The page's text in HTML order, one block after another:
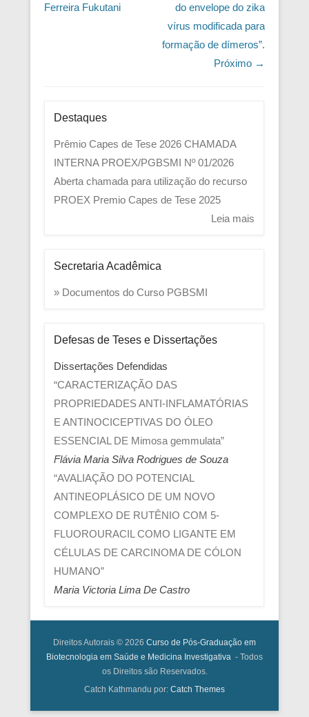
Ferreira Fukutani
do envelope do zika
vírus modificada para
formação de dímeros”.
Próximo →
Destaques
Prêmio Capes de Tese 2026 CHAMADA
INTERNA PROEX/PGBSMI Nº 01/2026
Aberta chamada para utilização do recurso
PROEX Premio Capes de Tese 2025
Leia mais
Secretaria Acadêmica
» Documentos do Curso PGBSMI
Defesas de Teses e Dissertações
Dissertações Defendidas
“CARACTERIZAÇÃO DAS
PROPRIEDADES ANTI-INFLAMATÓRIAS
E ANTINOCICEPTIVAS DO ÓLEO
ESSENCIAL DE Mimosa gemmulata”
Flávia Maria Silva Rodrigues de Souza
“AVALIAÇÃO DO POTENCIAL
ANTINEOPLÁSICO DE UM NOVO
COMPLEXO DE RUTÊNIO COM 5-
FLUOROURACIL COMO LIGANTE EM
CÉLULAS DE CARCINOMA DE CÓLON
HUMANO”
Maria Victoria Lima De Castro
Direitos Autorais © 2026 Curso de Pós-Graduação em
Biotecnologia em Saúde e Medicina Investigativa - Todos
os Direitos são Reservados.
Catch Kathmandu por: Catch Themes